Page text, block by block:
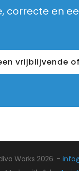
correcte en
vrijblijvende
Works 2026. -